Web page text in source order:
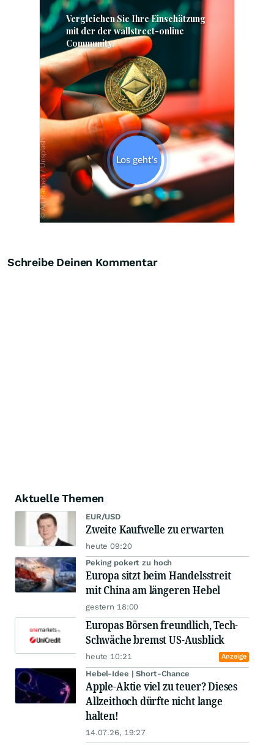
Schreibe Deinen Kommentar
Aktuelle Themen
EUR/USD
Zweite Kaufwelle zu erwarten
heute 09:20
Peking pokert zu hoch
Europa sitzt beim Handelsstreit
mit China am längeren Hebel
gestern 18:00
Europas Börsen freundlich, Tech-
Schwäche bremst US-Ausblick
heute 10:21 Anzeige
Hebel-Idee | Short-Chance
Apple-Aktie viel zu teuer? Dieses
Allzeithoch dürfte nicht lange
halten!
14.07.26, 19:27